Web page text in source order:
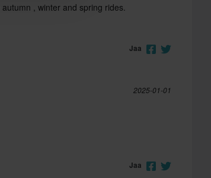
, winter and spring rides.
Jaa
2025-01-01
Jaa